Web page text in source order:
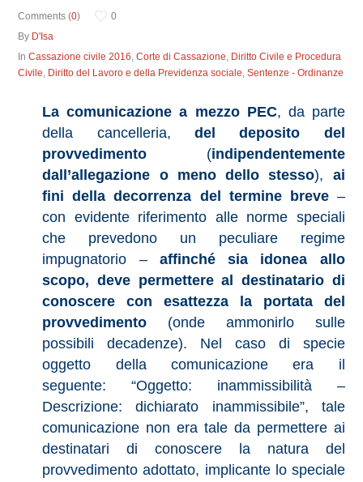
Comments (0)
0
By D'Isa
InCassazione civile 2016,Corte di Cassazione, Diritto Civile e Procedura
Civile, Diritto del Lavoro e della Previdenza sociale,Sentenze - Ordinanze
La comunicazione a mezzo PEC, da parte
della cancelleria, del deposito del
provvedimento (indipendentemente
dall’allegazione o meno dello stesso), ai
fini della decorrenza del termine breve–
con evidente riferimento alle norme speciali
che prevedono un peculiare regime
impugnatorio – affinché sia idonea allo
scopo, deve permettere al destinatario di
conoscere con esattezza la portata del
provvedimento (onde ammonirlo sulle
possibili decadenze). Nel caso di specie
oggetto della comunicazione era il
seguente: “Oggetto: inammissibilità –
Descrizione: dichiarato inammissibile”, tale
comunicazione non era tale da permettere ai
destinatari di conoscere la natura del
provvedimento adottato, implicante lo speciale